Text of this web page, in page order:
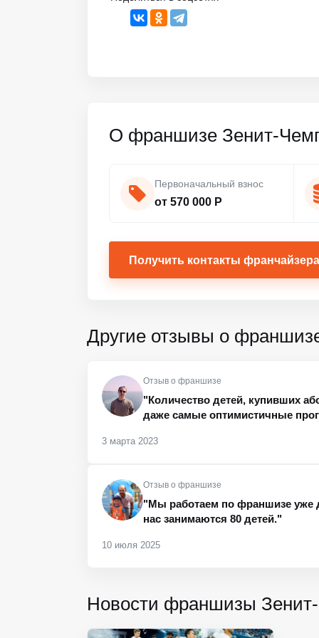
О франшизе Зенит-
Первоначальный взнос
от 570 000 Р
Получить контакты франчайзера
Другие отзывы о
Отзыв о франшизе
"Количество детей, купивших
даже самые оптимистичные
3 марта 2023
Отзыв о франшизе
"Мы работаем по франшизе уже
нас занимаются 80 детей."
10 июля 2025
Новости франшизы